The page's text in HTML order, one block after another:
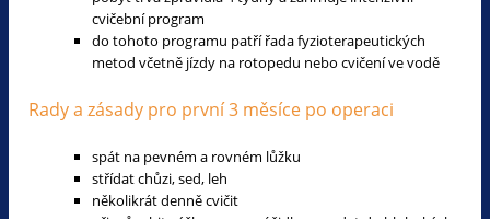
cvičební program
do tohoto programu patří řada fyzioterapeutických
metod včetně jízdy na rotopedu nebo cvičení ve vodě
Rady a zásady pro první 3 měsíce po operaci
spát na pevném a rovném lůžku
střídat chůzi, sed, leh
několikrát denně cvičit